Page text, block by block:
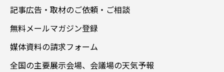
記事広告・取材のご依頼・ご相談
無料メールマガジン登録
媒体資料の請求フォーム
全国の主要展示会場、会議場の天気予報